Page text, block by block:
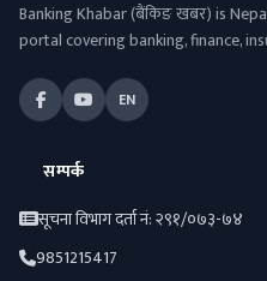
Banking Khabar (बैंकिङ खबर) is
portal covering banking, finance,
EN
सम्पर्क
सूचना विभाग दर्ता नं: २९१/०७३-७४
9851215417